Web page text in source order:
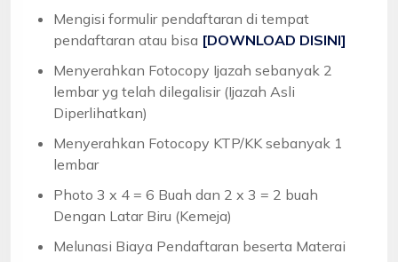
Mengisi formulir pendaftaran di tempat
pendaftaran atau bisa [DOWNLOAD DISINI]
Menyerahkan Fotocopy Ijazah sebanyak 2
lembar yg telah dilegalisir (Ijazah Asli
Diperlihatkan)
Menyerahkan Fotocopy KTP/KK sebanyak 1
lembar
Photo 3 x 4 = 6 Buah dan 2 x 3 = 2 buah
Dengan Latar Biru (Kemeja)
Melunasi Biaya Pendaftaran beserta Materai